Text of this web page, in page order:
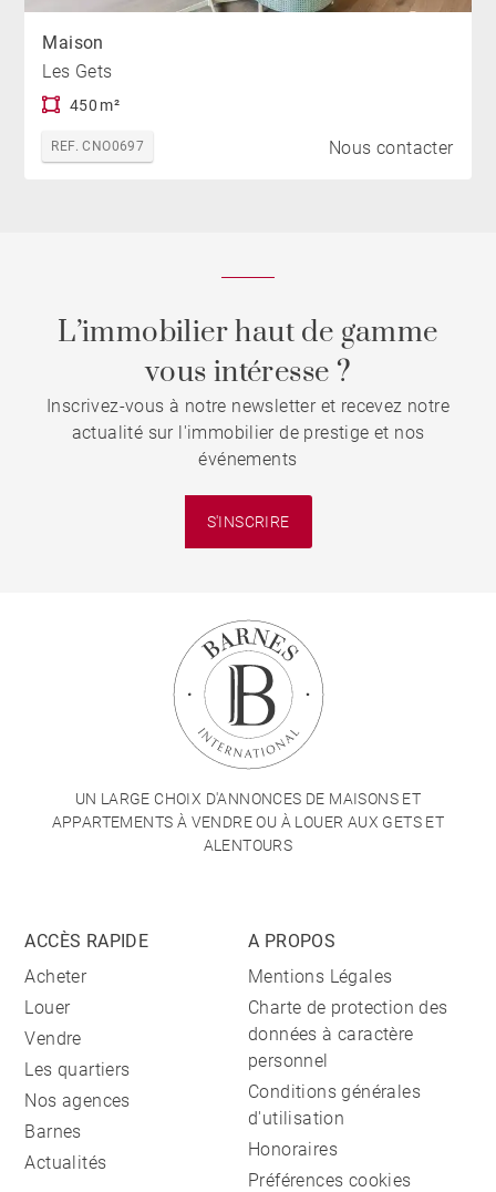
Maison
Les Gets
450 m²
REF. CNO0697 Nous contacter
L’immobilier haut de gamme
vous intéresse ?
Inscrivez-vous à notre newsletter et recevez notre
actualité sur l'immobilier de prestige et nos
événements
S'INSCRIRE
UN LARGE CHOIX D'ANNONCES DE MAISONS ET
APPARTEMENTS À VENDRE OU À LOUER AUX GETS ET
ALENTOURS
ACCÈS RAPIDE
Acheter
Louer
Vendre
Les quartiers
Nos agences
Barnes
Actualités
A PROPOS
Mentions Légales
Charte de protection des
données à caractère
personnel
Conditions générales
d'utilisation
Honoraires
Préférences cookies